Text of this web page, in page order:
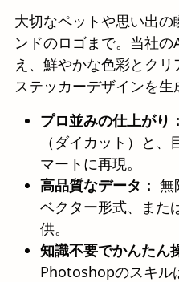
大切なペットや思い出
ンドのロゴまで。当社
え、鮮やかな色彩とク
ステッカーデザインを生
プロ並みの仕上がり：
（ダイカット）と
マートに再現。
高品質なデータ： 無
ベクター形式、また
供。
知識不要でかんたん
Photoshopのスキル